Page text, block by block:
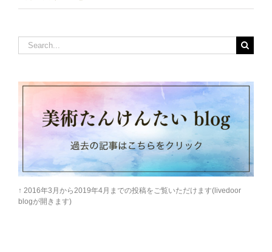
Search
for:
↑ 2016年3月から2019年4月までの投稿をご覧いただけます(livedoor
blogが開きます)